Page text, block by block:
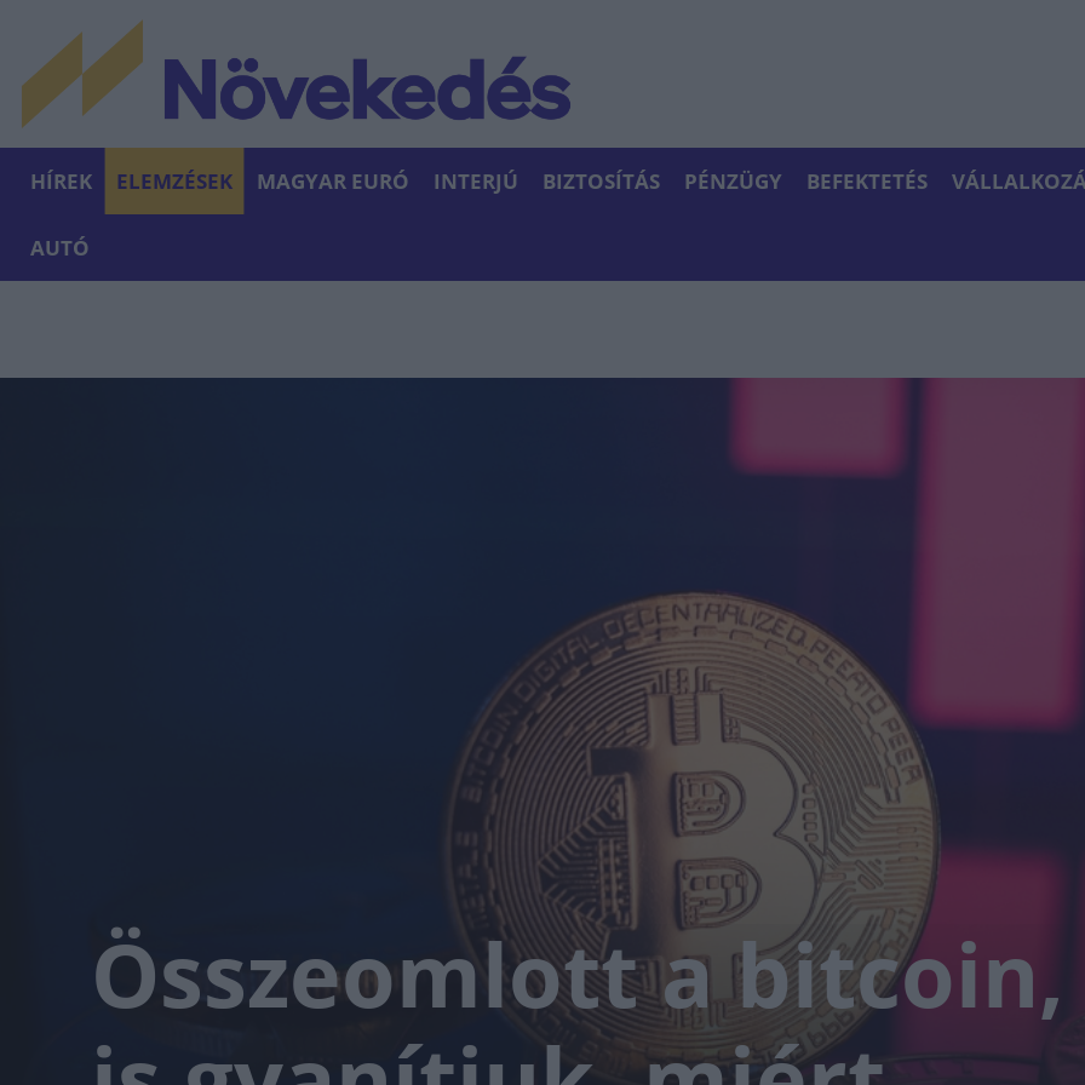
HÍREK ELEMZÉSEK MAGYAR EURÓ INTERJÚ BIZTOSÍTÁS PÉNZÜGY BEFEKTETÉS
AUTÓ
Összeomlott a